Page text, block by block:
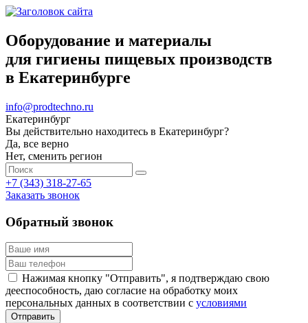
Оборудование и материалы
для гигиены пищевых производств
в Екатеринбурге
info@prodtechno.ru
Екатеринбург
Вы действительно находитесь в Екатеринбург?
Да, все верно
Нет, сменить регион
+7 (343) 318-27-65
Заказать звонок
Обратный звонок
Нажимая кнопку "Отправить", я подтверждаю свою
дееспособность, даю согласие на обработку моих
персональных данных в соответствии с условиями